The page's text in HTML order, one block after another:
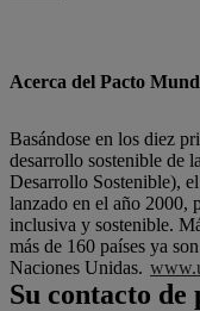
Acerca del Pacto
Basándose en los diez
desarrollo sostenible de
Desarrollo Sostenible),
lanzado en el año 2000,
inclusiva y sostenible.
más de 160 países ya
Naciones Unidas.
Su contacto de